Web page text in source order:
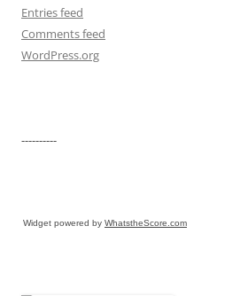
Entries feed
Comments feed
WordPress.org
----------
Widget powered by WhatstheScore.com